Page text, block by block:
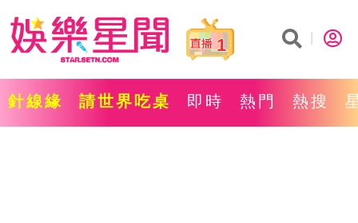
1
針線緣 請世界吃桌 即時 熱門 熱搜